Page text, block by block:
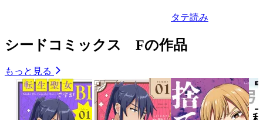
タテ読み
シードコミックス Fの作品
もっと見る